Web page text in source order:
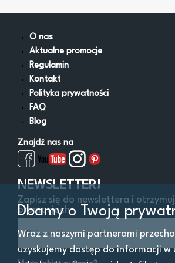
Napełniacze do oleju
Obsługa AdBlue
Pistolety do paliw i oleju
Pompy do oleju
Pompy do paliw
Pozostałe
Smarownice
Zestawy naprawcze gniazd korków oleju
Zlewarki
Filtry
O nas
Aktualne promocje
Regulamin
Kontakt
Polityka prywatności
FAQ
Blog
Znajdź nas na
NEWSLETTER!
Zapisz się do newslettera i
promocjach
Dbamy o Twoją
Wraz z naszymi partnerami
uzyskujemy dostęp do informacji w